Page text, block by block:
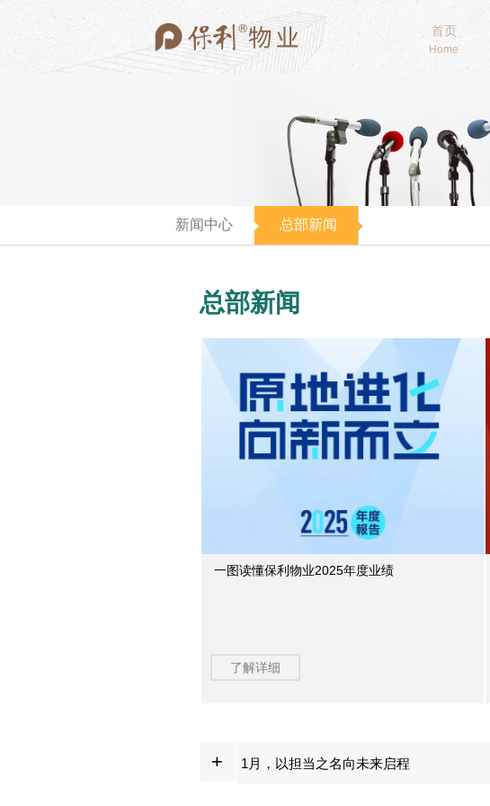
首页
Home
新闻中心 总部新闻
总部新闻
一图读懂保利物业2025年度业绩
了解详细
+ 1月，以担当之名向未来启程